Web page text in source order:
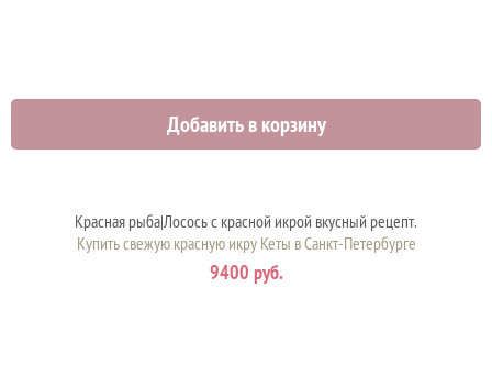
Добавить в корзину
Красная рыба|Лосось с красной икрой вкусный рецепт.
Купить свежую красную икру Кеты в Санкт-Петербурге
9400 руб.